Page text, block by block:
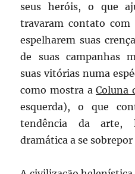
seus heróis, o que
travaram contato com
espelharem suas
de suas campanhas
suas vitórias numa
como mostra aColuna
esquerda), o que
tendência da arte,
dramática a se